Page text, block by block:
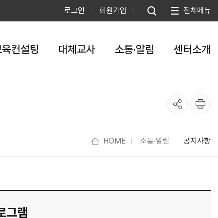
로그인 회원가입 전체메뉴
컨설팅 대체교사 소통·알림 센터소개
HOME 소통·알림 공지사항
그램